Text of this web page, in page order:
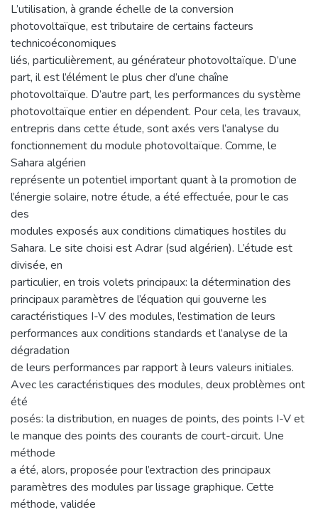
L’utilisation, à grande échelle de la conversion
photovoltaïque, est tributaire de certains facteurs
technicoéconomiques
liés, particulièrement, au générateur photovoltaïque. D’une
part, il est l’élément le plus cher d’une chaîne
photovoltaïque. D’autre part, les performances du système
photovoltaïque entier en dépendent. Pour cela, les travaux,
entrepris dans cette étude, sont axés vers l’analyse du
fonctionnement du module photovoltaïque. Comme, le
Sahara algérien
représente un potentiel important quant à la promotion de
l’énergie solaire, notre étude, a été effectuée, pour le cas
des
modules exposés aux conditions climatiques hostiles du
Sahara. Le site choisi est Adrar (sud algérien). L’étude est
divisée, en
particulier, en trois volets principaux: la détermination des
principaux paramètres de l’équation qui gouverne les
caractéristiques I-V des modules, l’estimation de leurs
performances aux conditions standards et l’analyse de la
dégradation
de leurs performances par rapport à leurs valeurs initiales.
Avec les caractéristiques des modules, deux problèmes ont
été
posés: la distribution, en nuages de points, des points I-V et
le manque des points des courants de court-circuit. Une
méthode
a été, alors, proposée pour l’extraction des principaux
paramètres des modules par lissage graphique. Cette
méthode, validée